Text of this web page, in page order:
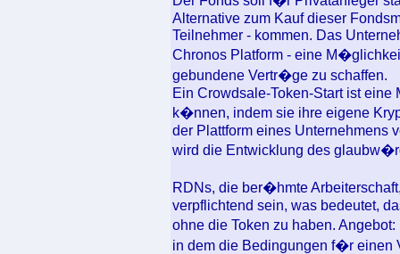
Alternative zum Kauf dieser
Teilnehmer - kommen. Das
Chronos Platform - eine
gebundene Vertr�ge zu schaffen.
Ein Crowdsale-Token-Start ist eine
k�nnen, indem sie ihre eigene
der Plattform eines Unternehmens
wird die Entwicklung des
RDNs, die ber�hmte
verpflichtend sein, was bedeutet,
ohne die Token zu haben.
in dem die Bedingungen f�r